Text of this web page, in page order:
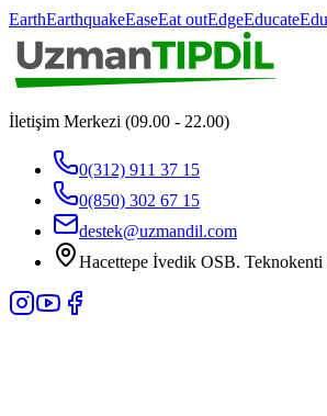
EarthEarthquakeEaseEat outEdgeEducate
İletişim Merkezi (09.00 - 22.00)
0(312) 911 37 15
0(850) 302 67 15
destek@uzmandil.com
Hacettepe İvedik OSB.